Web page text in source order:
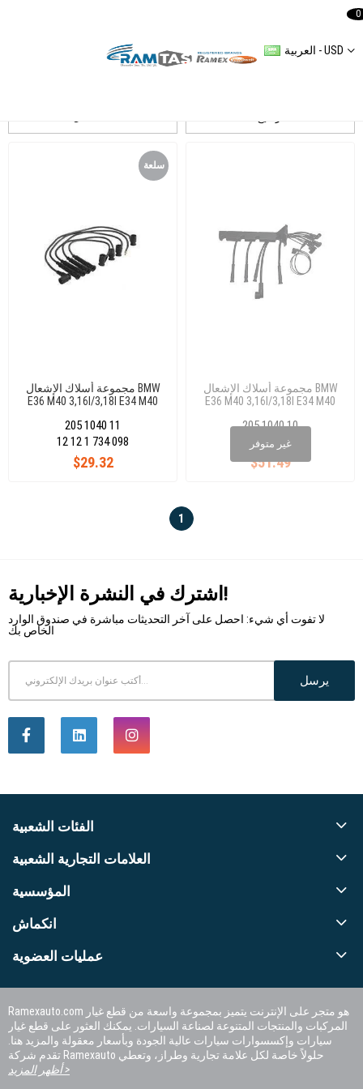
العربية - USD
0
مجموعة أسلاك الإشعال BMW
E36 M40 3,16I/3,18I E34 M40
205 1040 11
$29.32
سلعة
12 12 1 734 098 غير متوفر
مجموعة أسلاك الإشعال BMW
E36 M40 3,16I/3,18I E34 M40
205 1040 10
$51.49
12 12 1 734 098
1
اشترك في النشرة الإخبارية!
لا تفوت أي شيء: احصل على آخر التحديثات مباشرة في صندوق الوارد
الخاص بك
يرسل
الفئات الشعبية
العلامات التجارية الشعبية
المؤسسية
انكماش
عمليات العضوية
Ramexauto.com هو متجر على الإنترنت يتميز بمجموعة واسعة من قطع غيار
المركبات والمنتجات المتنوعة لصناعة السيارات. يمكنك العثور على قطع غيار
سيارات وإكسسوارات سيارات عالية الجودة وبأسعار معقولة والمزيد هنا.
تقدم شركة Ramexauto حلولاً خاصة لكل علامة تجارية وطراز، وتعطي
أظهر المزيد >